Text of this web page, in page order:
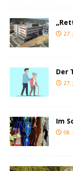
27.
Der
27.
Im
08.